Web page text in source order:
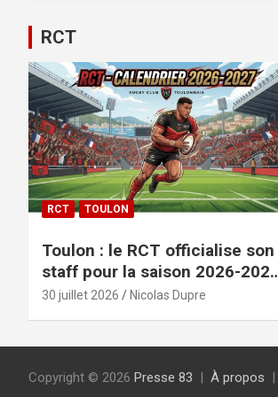
RCT
RCT TOULON
Toulon : le RCT officialise son
staff pour la saison 2026-
le calendrier
30 juillet 2026 Nicolas Dupre
Copyright © 2026 Presse 83 À propos